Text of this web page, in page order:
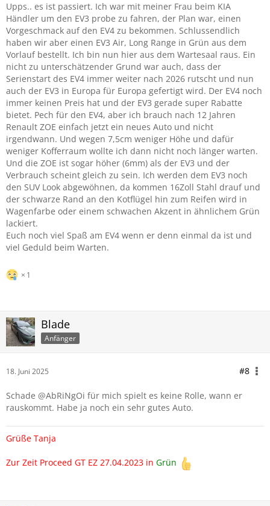
Upps.. es ist passiert. Ich war mit meiner Frau beim KIA
Händler um den EV3 probe zu fahren, der Plan war, einen
Vorgeschmack auf den EV4 zu bekommen. Schlussendlich
haben wir aber einen EV3 Air, Long Range in Grün aus dem
Vorlauf bestellt. Ich bin nun hier aus dem Wartesaal raus. Ein
nicht zu unterschätzender Grund war auch, dass der
Serienstart des EV4 immer weiter nach 2026 rutscht und nun
auch der EV3 in Europa für Europa gefertigt wird. Der EV4 noch
immer keinen Preis hat und der EV3 gerade super Rabatte
bietet. Pech für den EV4, aber ich brauch nach 12 Jahren
Renault ZOE einfach jetzt ein neues Auto und nicht
irgendwann. Und wegen 7,5cm weniger Höhe und dafür
weniger Kofferraum wollte ich dann nicht noch länger warten.
Und die ZOE ist sogar höher (6mm) als der EV3 und der
Verbrauch scheint gleich zu sein. Ich werden dem EV3 noch
den SUV Look abgewöhnen, da kommen 16Zoll Stahl drauf und
der schwarze Rand an den Kotflügel hin zum Reifen wird in
Wagenfarbe oder einem schwachen Akzent in ähnlichem Grün
lackiert.
Euch noch viel Spaß am EV4 wenn er denn einmal da ist und
viel Geduld beim Warten.
1
Blade
Anfänger
18. Juni 2025 #8
Schade @AbRiNgOi für mich spielt es keine Rolle, wann er
rauskommt. Habe ja noch ein sehr gutes Auto.
Grüße Tanja
Zur Zeit Proceed GT EZ 27.04.2023 in Grün